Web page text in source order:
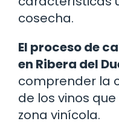
cosecha.
El proceso de
en Ribera del
comprender la
de los vinos
zona vinícola.